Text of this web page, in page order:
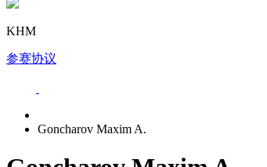
KHM
参赛协议
Goncharov Maxim A.